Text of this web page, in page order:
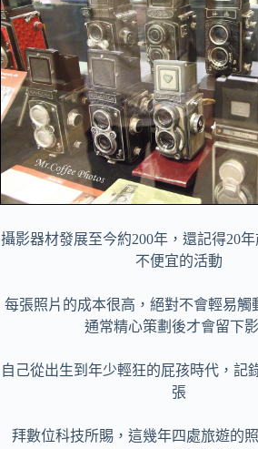
攝影器材發展至今約200年，還記得20
不便宜的活動
每張照片的成本很高，絕對不會輕易觸
通常精心策劃後才會留下
自己從出生到年少輕狂的屁孩時代，記
張
拜數位科技所賜，這幾年四處旅遊的